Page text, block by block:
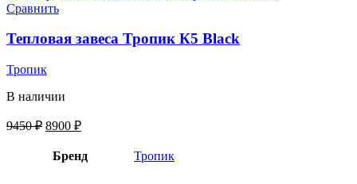
Сравнить
Тепловая завеса Тропик К5 Black
Тропик
В наличии
9450₽ 8900 ₽
Бренд Тропик